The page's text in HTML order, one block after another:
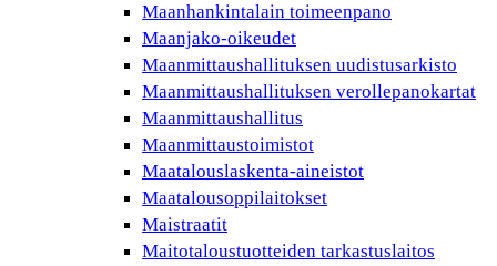
Maanhankintalain toimeenpano
Maanjako-oikeudet
Maanmittaushallituksen uudistusarkisto
Maanmittaushallituksen verollepanokartat
Maanmittaushallitus
Maanmittaustoimistot
Maatalouslaskenta-aineistot
Maatalousoppilaitokset
Maistraatit
Maitotaloustuotteiden tarkastuslaitos